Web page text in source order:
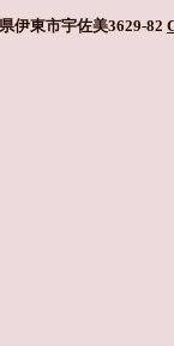
伊東市宇佐美3629-82